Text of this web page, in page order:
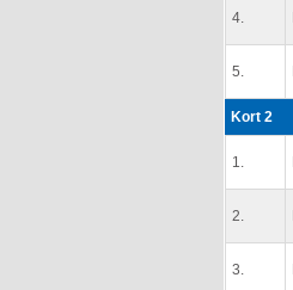
4.
5.
Kort 2
1.
2.
3.